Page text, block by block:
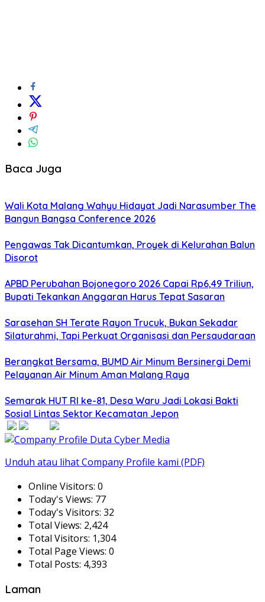
Baca Juga
Wali Kota Malang Wahyu Hidayat Jadi Narasumber The
Bangun Bangsa Conference 2026
Pengawas Tak Dicantumkan, Proyek di Kelurahan Balun
Disorot
APBD Perubahan Bojonegoro 2026 Capai Rp6,49 Triliun,
Bupati Tekankan Anggaran Harus Tepat Sasaran
Sarasehan SH Terate Rayon Trucuk, Bukan Sekadar
Silaturahmi, Tapi Perkuat Organisasi dan Persaudaraan
Berangkat Bersama, BUMD Air Minum Bersinergi Demi
Pelayanan Air Minum Aman Malang Raya
Semarak HUT RI ke-81, Desa Waru Jadi Lokasi Bakti
Sosial Lintas Sektor Kecamatan Jepon
Unduh atau lihat Company Profile kami (PDF)
Online Visitors: 0
Today's Views: 77
Today's Visitors: 32
Total Views: 2,424
Total Visitors: 1,304
Total Page Views: 0
Total Posts: 4,393
Laman